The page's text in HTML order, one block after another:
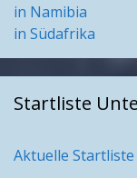
in Namibia
in Südafrika
Startliste
Aktuelle